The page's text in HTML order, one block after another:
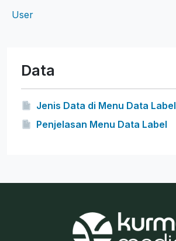
User
Data
Jenis Data di Menu Data Label
Penjelasan Menu Data Label